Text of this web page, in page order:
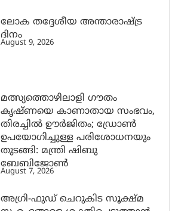
ലോക തദ്ദേശീയ അന്താരാഷ്ട്ര
ദിനം
August 9, 2026
മത്സ്യത്തൊഴിലാളി ഗൗതം
കൃഷ്ണയെ കാണാതായ സംഭവം,
തിരച്ചിൽ ഊർജിതം; ഡ്രോണ്‍
ഉപയോഗിച്ചുള്ള പരിശോധനയും
തുടങ്ങി: മന്ത്രി ഷിബു
ബേബിജോണ്‍
August 7, 2026
അഗ്രി-ഫുഡ് ചെറുകിട സൂക്ഷ്മ